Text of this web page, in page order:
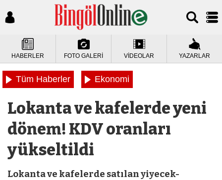
HABERLER FOTO GALERİ VİDEOLAR YAZARLAR
Tüm Haberler Ekonomi
Lokanta ve kafelerde yeni
dönem! KDV oranları
yükseltildi
Lokanta ve kafelerde satılan yiyecek-